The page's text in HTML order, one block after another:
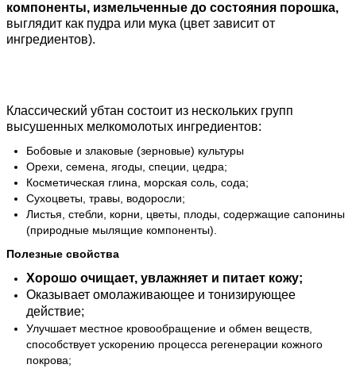
компоненты, измельченные до состояния порошка,
выглядит как пудра или мука (цвет зависит от
ингредиентов).
Классический убтан состоит из нескольких групп
высушенных мелкомолотых ингредиентов:
Бобовые и злаковые (зерновые) культуры
Орехи, семена, ягоды, специи, цедра;
Косметическая глина, морская соль, сода;
Сухоцветы, травы, водоросли;
Листья, стебли, корни, цветы, плоды, содержащие сапонины
(природные мылящие компоненты).
Полезные свойства
Хорошо очищает, увлажняет и питает кожу;
Оказывает омолаживающее и тонизирующее
действие;
Улучшает местное кровообращение и обмен веществ,
способствует ускорению процесса регенерации кожного
покрова;